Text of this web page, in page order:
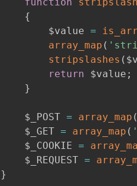
{
		$value
=
array_map (
stripslashes (
return $value ;
}
	$_POST
= array_map (
	$_GET
= array_map (
	$_COOKIE
=
	$_REQUEST
=
}